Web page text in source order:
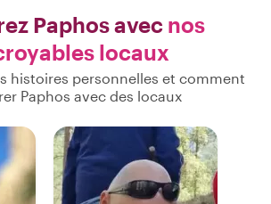
Paphos avec nos
locaux
histoires personnelles et comment
Paphos avec des locaux